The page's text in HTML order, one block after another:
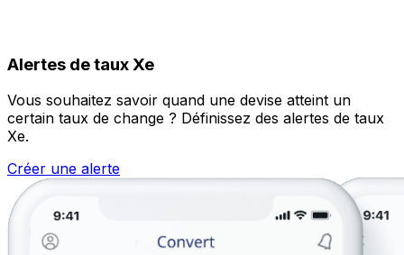
Alertes de taux Xe
Vous souhaitez savoir quand une devise atteint un
certain taux de change ? Définissez des alertes de taux
Xe.
Créer une alerte